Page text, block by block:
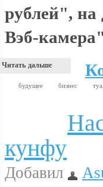
рублей", на
Вэб-
Читать дальше
будущее бизнес
кунфу
Добавил